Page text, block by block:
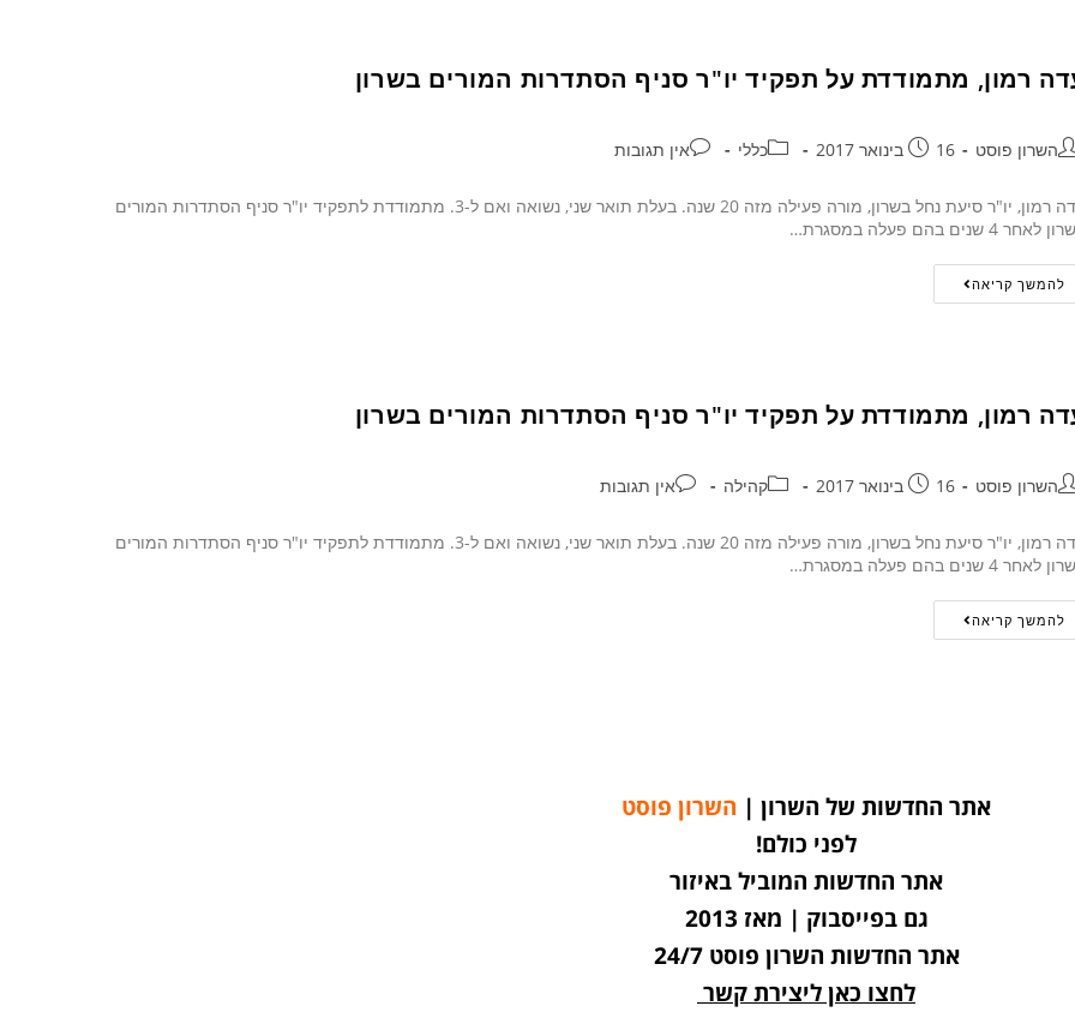
רמון, מתמודדת על תפקיד יו"ר סניף הסתדרות המורים בשרון
השרון פוסט 16 בינואר 2017 כללי אין תגובות
עדה רמון, יו"ר סיעת נחל בשרון, מורה פעילה מזה 20 שנה. בעלת תואר שני, נשואה ואם ל-3. מתמודדת לתפקיד יו"ר סניף הסתדרות המורים
לאחר 4 שנים בהם פעלה במסגרת…
להמשך קריאה
רמון, מתמודדת על תפקיד יו"ר סניף הסתדרות המורים בשרון
השרון פוסט 16 בינואר 2017 קהילה אין תגובות
עדה רמון, יו"ר סיעת נחל בשרון, מורה פעילה מזה 20 שנה. בעלת תואר שני, נשואה ואם ל-3. מתמודדת לתפקיד יו"ר סניף הסתדרות המורים
לאחר 4 שנים בהם פעלה במסגרת…
להמשך קריאה
אתר החדשות של השרון | השרון פוסט
לפני כולם!
אתר החדשות המוביל באיזור
גם בפייסבוק | מאז 2013
אתר החדשות השרון פוסט 24/7
לחצו כאן ליצירת קשר